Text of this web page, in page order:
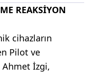
REAKSİYON
cihazların
Pilot ve
İzgi,